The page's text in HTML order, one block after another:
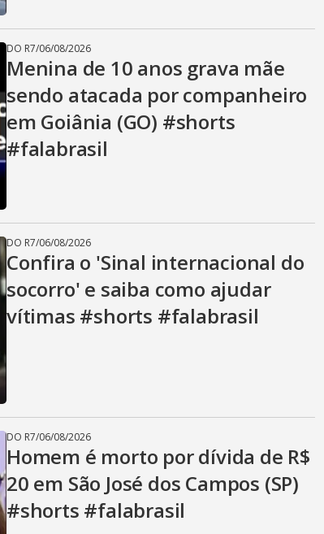
DO R7/06/08/2026
Menina de 10 anos grava mãe
sendo atacada por companheiro
em Goiânia (GO) #shorts
#falabrasil
DO R7/06/08/2026
Confira o 'Sinal internacional do
socorro' e saiba como ajudar
vítimas #shorts #falabrasil
DO R7/06/08/2026
Homem é morto por dívida de R$
20 em São José dos Campos (SP)
#shorts #falabrasil